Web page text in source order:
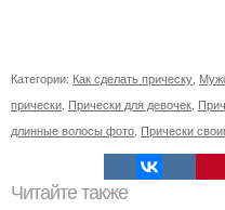
Категории: Как сделать прическу
прически Прически для девочек
длинные волосы фото Прически
Читайте также